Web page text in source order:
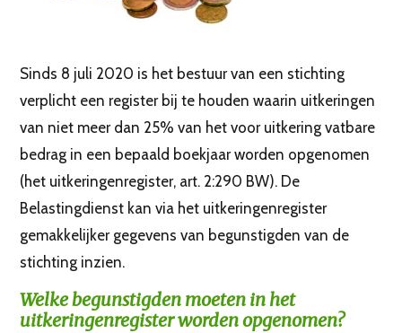
Sinds 8 juli 2020 is het bestuur van een stichting
verplicht een register bij te houden waarin uitkeringen
van niet meer dan 25% van het voor uitkering vatbare
bedrag in een bepaald boekjaar worden opgenomen
(het uitkeringenregister, art. 2:290 BW). De
Belastingdienst kan via het uitkeringenregister
gemakkelijker gegevens van begunstigden van de
stichting inzien.
Welke begunstigden moeten in het
uitkeringenregister worden opgenomen?